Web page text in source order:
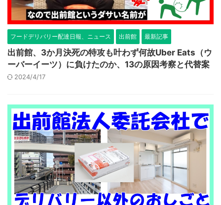
フードデリバリー配達日報、ニュース 出前館 最新記事
出前館、3か月決死の特攻も叶わず何故Uber Eats（ウ
ーバーイーツ）に負けたのか、13の原因考察と代替案
2024/4/17